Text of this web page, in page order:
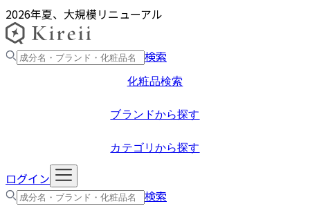
2026年夏、大規模リニューアル
検索
化粧品検索
ブランドから探す
カテゴリから探す
ログイン
検索